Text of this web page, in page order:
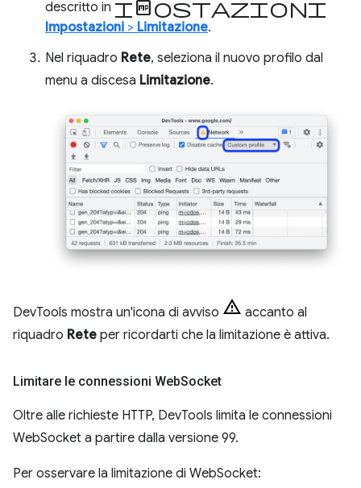
descritto in Impostazioni
Impostazioni > Limitazione.
Nel riquadro Rete, seleziona il nuovo profilo dal
menu a discesa Limitazione.
DevTools mostra un'icona di avviso
accanto al
riquadro Rete per ricordarti che la limitazione è attiva.
Limitare le connessioni WebSocket
Oltre alle richieste HTTP, DevTools limita le connessioni
WebSocket a partire dalla versione 99.
Per osservare la limitazione di WebSocket: